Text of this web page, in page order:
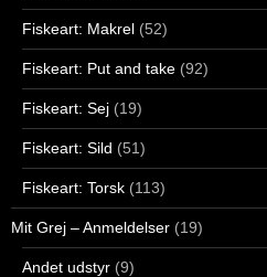
Fiskeart: Makrel (52)
Fiskeart: Put and take (92)
Fiskeart: Sej (19)
Fiskeart: Sild (51)
Fiskeart: Torsk (113)
Mit Grej – Anmeldelser (19)
Andet udstyr (9)